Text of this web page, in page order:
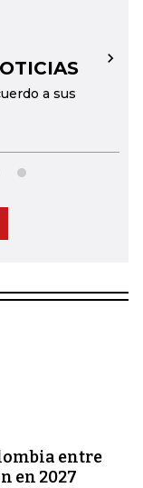
a sus
→
entre
en 2027